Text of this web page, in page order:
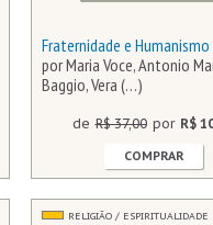
Fraternidade e Humanismo
por Maria Voce, Antonio
Baggio, Vera (…)
de R$ 37,00 por R$
COMPRAR
RELIGIÃO / ESPIRITUALIDADE